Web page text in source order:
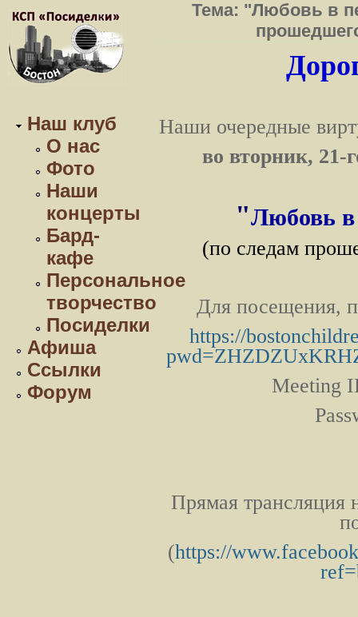
Наш клуб
О нас
Фото
Наши
концерты
Бард-
кафе
Персональное
творчество
Посиделки
Афиша
Ссылки
Форум
Тема: "Любовь в
Наши очередные
во вторник, 21-
"Любовь в
(по следам
Для посещения,
https://
Meeting
Прямая трансляция
(https://